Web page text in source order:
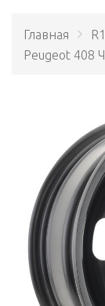
Главная
Peugeot 408